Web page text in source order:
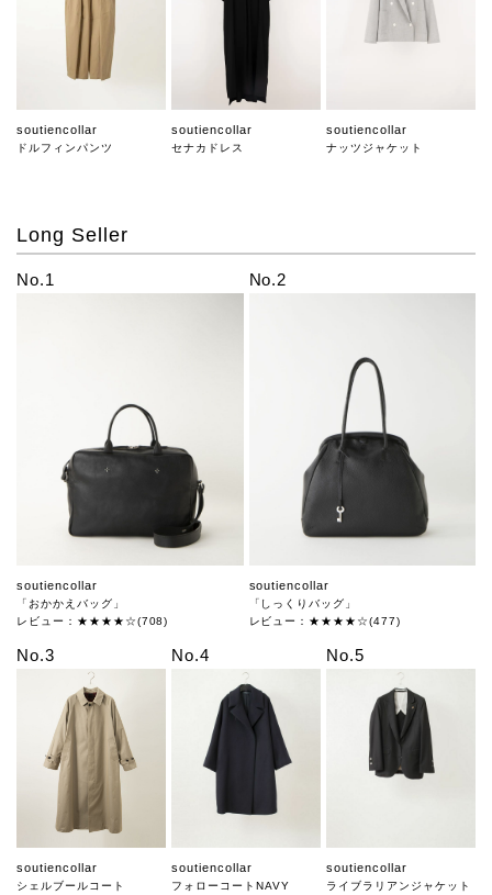
soutiencollar
ドルフィンパンツ
soutiencollar
セナカドレス
soutiencollar
ナッツジャケット
Long Seller
No.1
soutiencollar
「おかかえバッグ」
レビュー：★★★★☆(708)
No.2
soutiencollar
「しっくりバッグ」
レビュー：★★★★☆(477)
No.3
soutiencollar
シェルブールコート
No.4
soutiencollar
フォローコートNAVY
No.5
soutiencollar
ライブラリアンジャケット